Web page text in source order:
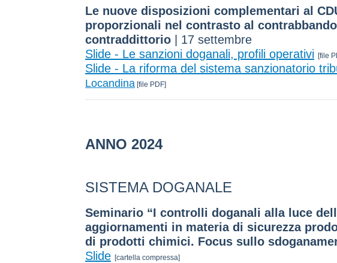
Le nuove disposizioni complementari al
proporzionali nel contrasto al
contraddittorio | 17 settembre
Slide - Le sanzioni doganali, profili operativi [file
Slide - La riforma del sistema sanzionatorio
Locandina [file PDF]
ANNO 2024
SISTEMA DOGANALE
Seminario “I controlli doganali alla luce
aggiornamenti in materia di sicurezza
di prodotti chimici. Focus sullo
Slide [cartella compressa]